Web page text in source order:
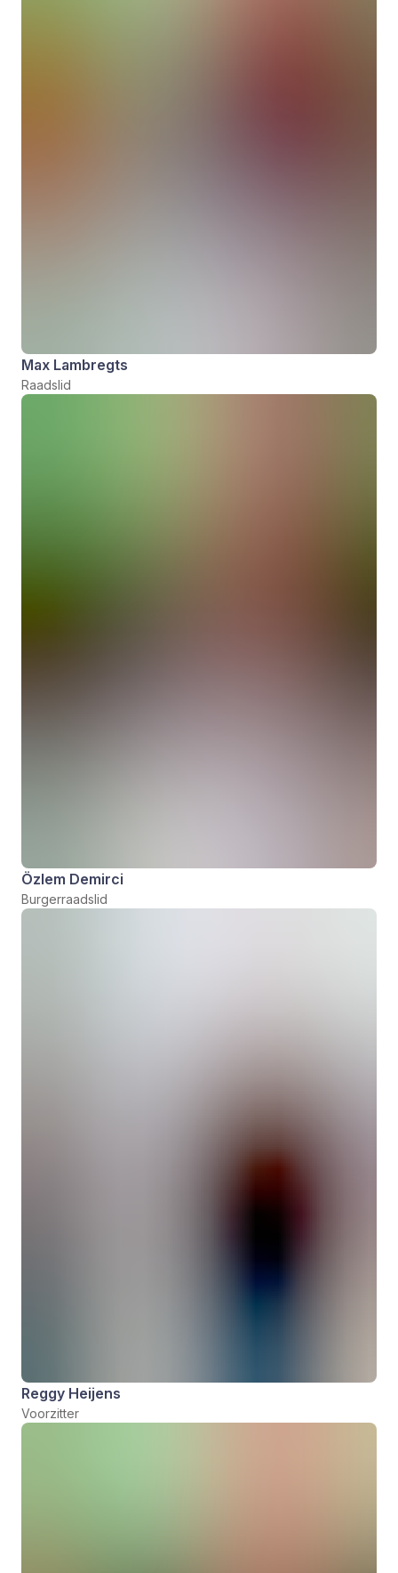
Max Lambregts
Raadslid
Özlem Demirci
Burgerraadslid
Reggy Heijens
Voorzitter